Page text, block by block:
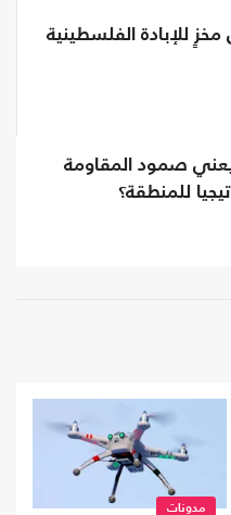
مخزٍ للإبادة الفلسطينية
يعني صمود المقاومة
للمنطقة؟
مدونات